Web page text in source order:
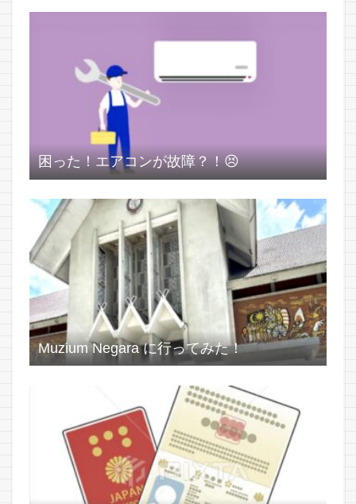
困った！エアコンが故障？！😣
Muzium Negara に行ってみた！